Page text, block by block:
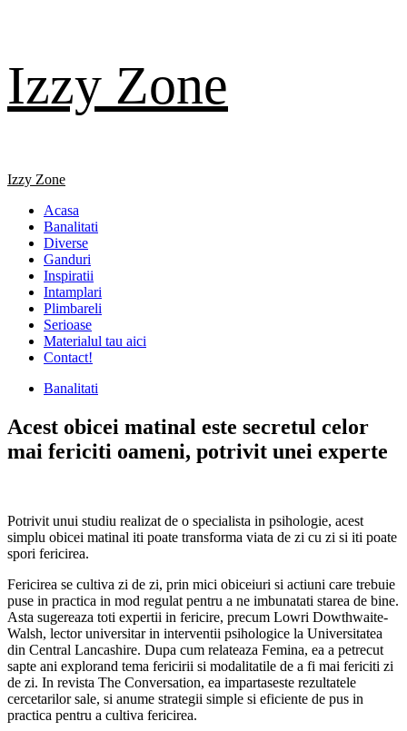
content
Izzy Zone
Primary
Izzy Zone
Acasa
Banalitati
Diverse
Ganduri
Inspiratii
Intamplari
Plimbareli
Serioase
Materialul tau aici
Contact!
Banalitati
Acest obicei matinal este secretul celor
mai fericiti oameni, potrivit unei experte
Potrivit unui studiu realizat de o specialista in psihologie, acest
simplu obicei matinal iti poate transforma viata de zi cu zi si iti poate
spori fericirea.
Fericirea se cultiva zi de zi, prin mici obiceiuri si actiuni care trebuie
puse in practica in mod regulat pentru a ne imbunatati starea de bine.
Asta sugereaza toti expertii in fericire, precum Lowri Dowthwaite-
Walsh, lector universitar in interventii psihologice la Universitatea
din Central Lancashire. Dupa cum relateaza Femina, ea a petrecut
sapte ani explorand tema fericirii si modalitatile de a fi mai fericiti zi
de zi. In revista The Conversation, ea impartaseste rezultatele
cercetarilor sale, si anume strategii simple si eficiente de pus in
practica pentru a cultiva fericirea.